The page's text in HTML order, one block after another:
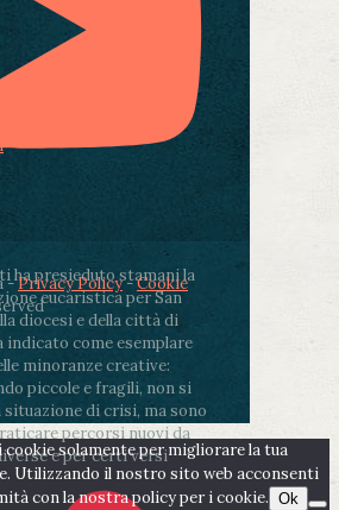
ha presieduto stamani la
eucaristica per San
diocesi e della città di
indicato come esemplare
minoranze creative:
piccole e fragili, non si
situazione di crisi, ma sono
percorsi nuovi da
e per certi versi
-Privacy Policy-Cookie
solamente per migliorare la tua
Utilizzando il nostro sito web acconsenti
con la nostra policy per i cookie. Ok